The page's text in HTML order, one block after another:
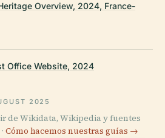
Overview, 2024, France-
Office Website, 2024
2025
de Wikidata, Wikipedia y fuentes
Cómo hacemos nuestras guías →